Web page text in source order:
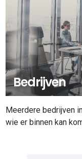
Bedrijven
Meerdere bedrijven
wie er binnen kan